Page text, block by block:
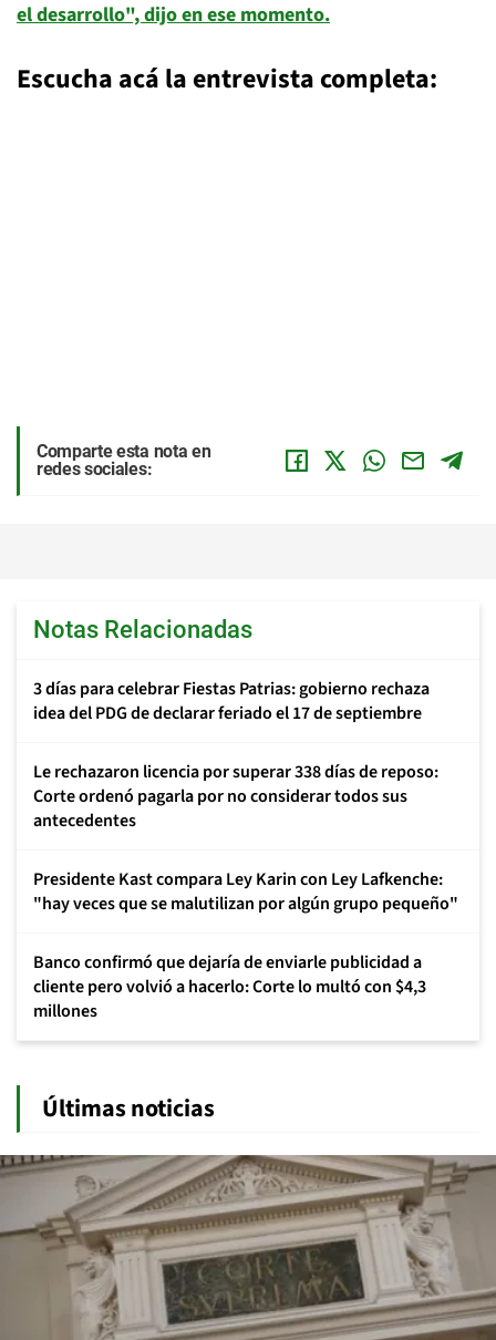
el desarrollo", dijo en ese momento.
Escucha acá la entrevista completa:
Comparte esta nota en
redes sociales:
Notas Relacionadas
3 días para celebrar Fiestas Patrias: gobierno rechaza
idea del PDG de declarar feriado el 17 de septiembre
Le rechazaron licencia por superar 338 días de reposo:
Corte ordenó pagarla por no considerar todos sus
antecedentes
Presidente Kast compara Ley Karin con Ley Lafkenche:
"hay veces que se malutilizan por algún grupo pequeño"
Banco confirmó que dejaría de enviarle publicidad a
cliente pero volvió a hacerlo: Corte lo multó con $4,3
millones
Últimas noticias